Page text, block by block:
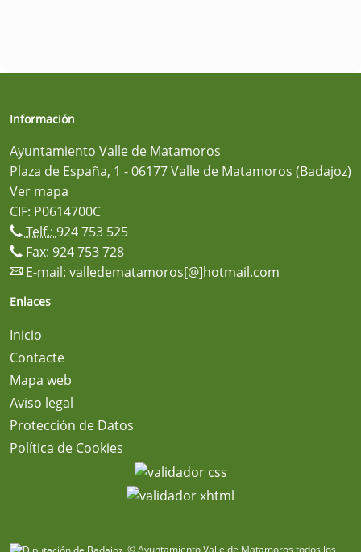
Información
Ayuntamiento Valle de Matamoros
Plaza de España, 1 - 06177 Valle de Matamoros (Badajoz)
Ver mapa
CIF: P0614700C
Telf.: 924 753 525
Fax: 924 753 728
E-mail: valledematamoros[@]hotmail.com
Enlaces
Inicio
Contacte
Mapa web
Aviso legal
Protección de Datos
Política de Cookies